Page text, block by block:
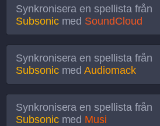
Synkronisera en spellista från
Subsonicmed SoundCloud
Synkronisera en spellista från
SubsonicmedAudiomack
Synkronisera en spellista från
Subsonicmed Musi